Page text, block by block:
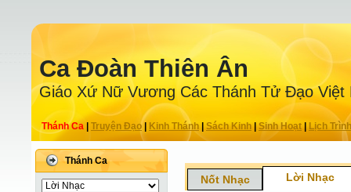
Ca Ðoàn Thiên Ân
Giáo Xứ Nữ Vương Các Thánh Tử Ðạo Việt
Thánh Ca Truyện Ðạo| Kinh Thánh Sách Kinh|Sinh Hoạt| Lịch Trình
Thánh Ca
Nốt Nhạc Lời Nhạc